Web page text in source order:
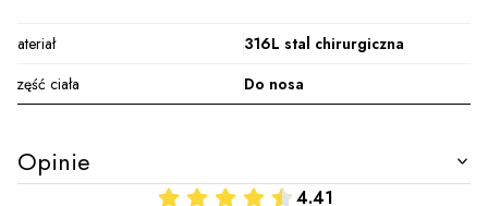
Materiał
316L stal chirurgiczna
Część ciała
Do nosa
Opinie
4.41